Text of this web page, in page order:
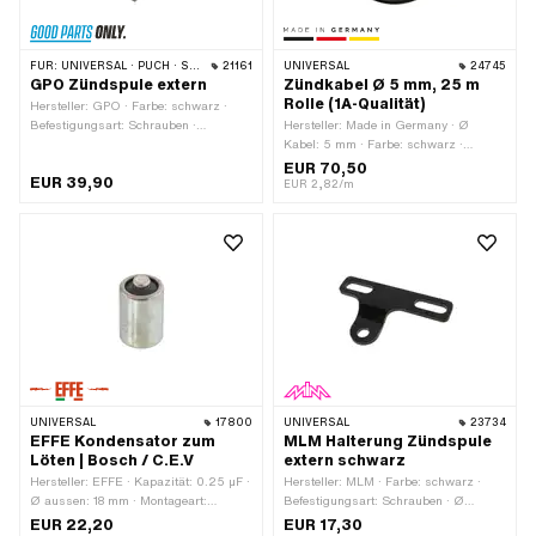
FÜR: UNIVERSAL · PUCH · SACHS 21161
GPO Zündspule extern
Hersteller: GPO · Farbe: schwarz ·
Befestigungsart: Schrauben ·
Befestigungspunkte: 4 Stk. ·
EUR 39,90
UNIVERSAL 24745
Zündkabel Ø 5 mm, 25 m
Rolle (1A-Qualität)
Hersteller: Made in Germany · Ø
Kabel: 5 mm · Farbe: schwarz ·
Entstört: Nein · Subkategorie:
Zündkabel · Gesamtlänge: 25000
EUR 70,50
EUR 2,82/m
UNIVERSAL 17800
EFFE Kondensator zum
Löten | Bosch / C.E.V
Hersteller: EFFE · Kapazität: 0.25 µF ·
Ø aussen: 18 mm · Montageart:
Steckverbindung geklemmt · Höhe:
EUR 22,20
UNIVERSAL 23734
MLM Halterung Zündspule
extern schwarz
Hersteller: MLM · Farbe: schwarz ·
Befestigungsart: Schrauben · Ø
Befestigungsloch: 6.4 mm · Anzahl
EUR 17,30